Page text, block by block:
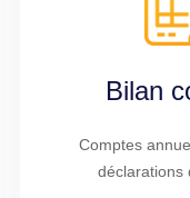
Bilan
Comptes
déclarations